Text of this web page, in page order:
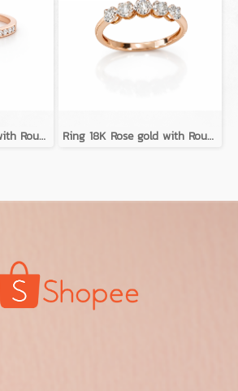
Ring 18K Rose gold with Round Diamond Ring 18K Rose gold with Round Diamond